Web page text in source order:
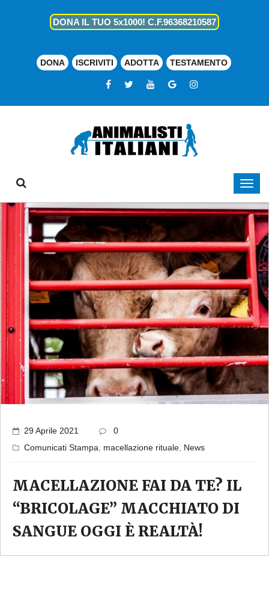
DONA IL TUO 5x1000! C.F.96368210587
DONA ISCRIVITI ADOTTA TESTAMENTO
29 Aprile 2021
0
Comunicati Stampa
macellazione rituale News
MACELLAZIONE FAI DA TE? IL
“BRICOLAGE” MACCHIATO DI
SANGUE OGGI È REALTÀ!